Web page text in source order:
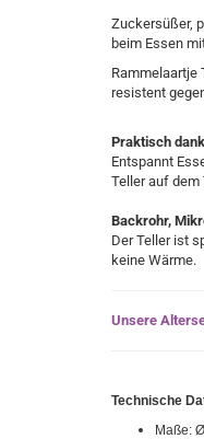
Zuckersüßer,
beim Essen
Rammelaartje
resistent
Praktisch
Entspannt
Teller auf dem
Backrohr,
Der Teller ist
keine Wärme.
Unsere
Technische
Maße: Ø